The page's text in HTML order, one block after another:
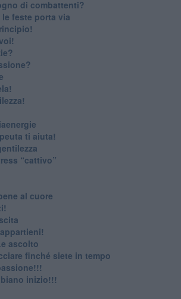
di combattenti?
feste porta via
ti aiuta!
“cattivo”
al cuore
ascolto
finché siete in tempo
inizio!!!